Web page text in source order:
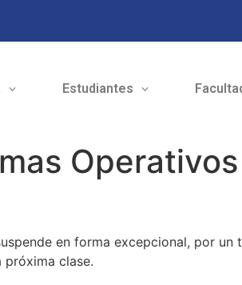
Estudiantes
en forma excepcional, por un
próxima clase.